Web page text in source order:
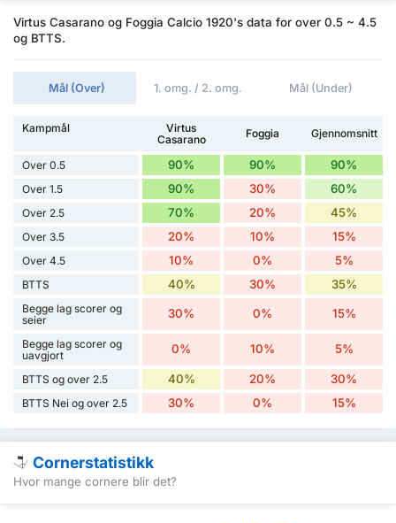
Virtus Casarano og Foggia Calcio 1920's data for over 0.5 ~ 4.5
og BTTS.
Mål (Over) 1. omg. / 2. omg. Mål (Under)
Kampmål
Virtus
Casarano
Foggia Gjennomsnitt
Over 0.5 90% 90% 90%
Over 1.5 90% 30% 60%
Over 2.5 70% 20% 45%
Over 3.5 20% 10% 15%
Over 4.5 10% 0% 5%
BTTS 40% 30% 35%
Begge lag scorer og
seier
30% 0% 15%
Begge lag scorer og
uavgjort
0% 10% 5%
BTTS og over 2.5 40% 20% 30%
BTTS Nei og over 2.5 30% 0% 15%
Cornerstatistikk
Hvor mange cornere blir det?